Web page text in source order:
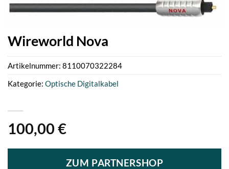
Wireworld Nova
100,00 €
ZUM PARTNERSHOP
Artikelnummer: 8110070322284
Kategorie: Optische Digitalkabel